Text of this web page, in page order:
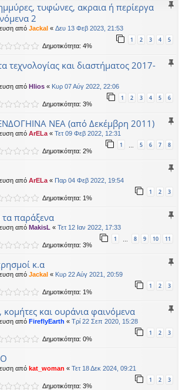
τυφώνες, ακραια ή περίεργα
2
από Jackal « Δευ 13 Φεβ 2023, 21:53
1 2 3 4 5
Δημοτικότητα: 4%
τεχνολογίας και διαστήματος 2017-
από Hlios « Κυρ 07 Αύγ 2022, 22:06
1 2 3 4 5 6
Δημοτικότητα: 3%
ΝΕΑ (από Δεκέμβρη 2011)
από ArELa « Τετ 09 Φεβ 2022, 12:31
1 5 6 7 8
Δημοτικότητα: 2%
από ArELa « Παρ 04 Φεβ 2022, 19:54
1 2 3
Δημοτικότητα: 1%
παράξενα
από MakisL « Τετ 12 Ιαν 2022, 17:33
1 8 9 10 11
Δημοτικότητα: 3%
κ.α
από Jackal « Κυρ 22 Αύγ 2021, 20:59
1 2 3
Δημοτικότητα: 1%
κομήτες και ουράνια φαινόμενα
από FireflyEarth « Τρί 22 Σεπ 2020, 15:28
1 2 3
Δημοτικότητα: 0%
από kat_woman « Τετ 18 Δεκ 2024, 09:21
1 2 3
Δημοτικότητα: 3%